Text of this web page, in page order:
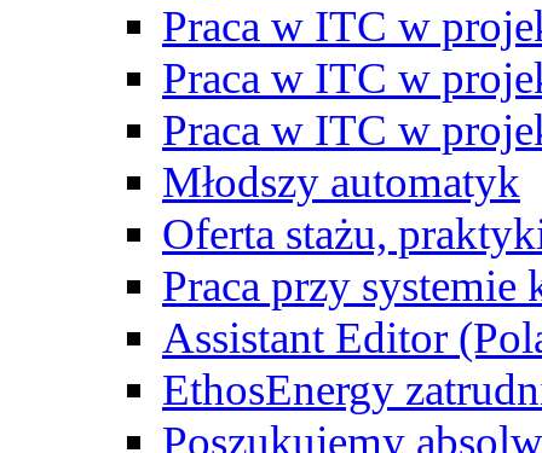
Praca w ITC w
Praca w ITC w
Praca w ITC w
Młodszy automatyk
Oferta stażu,
Praca przy
Assistant Editor
EthosEnergy
Poszukujemy